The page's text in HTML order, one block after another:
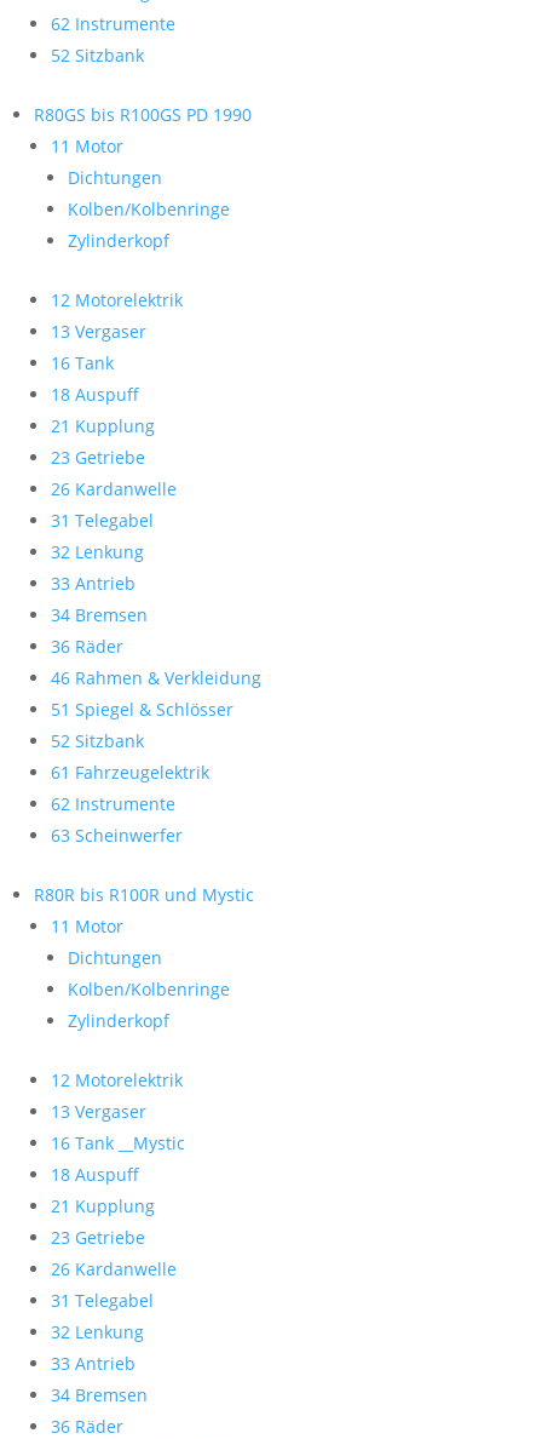
62 Instrumente
52 Sitzbank
R80GS bis R100GS PD 1990
11 Motor
Dichtungen
Kolben/Kolbenringe
Zylinderkopf
12 Motorelektrik
13 Vergaser
16 Tank
18 Auspuff
21 Kupplung
23 Getriebe
26 Kardanwelle
31 Telegabel
32 Lenkung
33 Antrieb
34 Bremsen
36 Räder
46 Rahmen & Verkleidung
51 Spiegel & Schlösser
52 Sitzbank
61 Fahrzeugelektrik
62 Instrumente
63 Scheinwerfer
R80R bis R100R und Mystic
11 Motor
Dichtungen
Kolben/Kolbenringe
Zylinderkopf
12 Motorelektrik
13 Vergaser
16 Tank __Mystic
18 Auspuff
21 Kupplung
23 Getriebe
26 Kardanwelle
31 Telegabel
32 Lenkung
33 Antrieb
34 Bremsen
36 Räder